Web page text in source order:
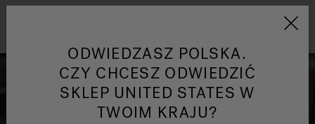
Jacuzzi&reg; EMEA
ODWIEDZASZ POLSKA.
CZY CHCESZ ODWIEDZIĆ
SKLEP UNITED STATES W
TWOIM KRAJU?